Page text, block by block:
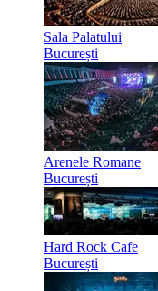
Sala Palatului
București
Arenele Romane
București
Hard Rock Cafe
București